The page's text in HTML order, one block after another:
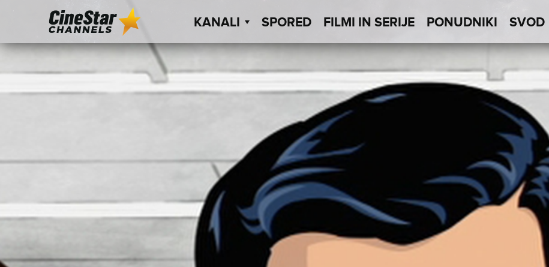
KANALI SPORED FILMI IN SERIJE PONUDNIKI SVOD